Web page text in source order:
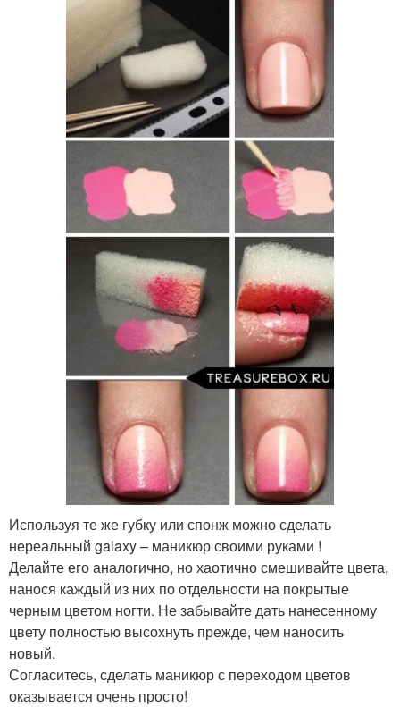
Используя те же губку или спонж можно сделать
нереальный galaxy – маникюр своими руками !
Делайте его аналогично, но хаотично смешивайте цвета,
нанося каждый из них по отдельности на покрытые
черным цветом ногти. Не забывайте дать нанесенному
цвету полностью высохнуть прежде, чем наносить
новый.
Согласитесь, сделать маникюр с переходом цветов
оказывается очень просто!